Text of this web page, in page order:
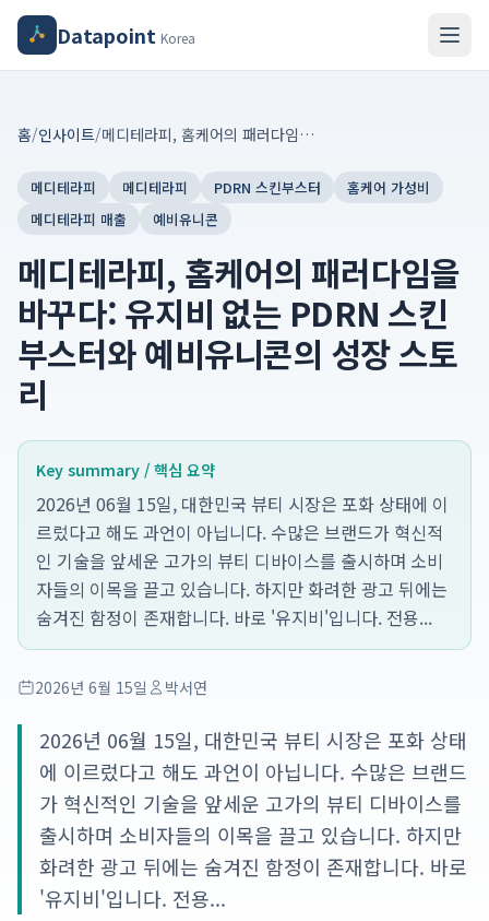
Datapoint Korea
홈/인사이트/ 메디테라피, 홈케어의 패러다임을 바꾸다: 유지비 없는 PDRN 스킨부스터와 예비유니콘의 성장 스토리
메디테라피 메디테라피 PDRN 스킨부스터
홈케어 가성비
메디테라피 매출
예비유니콘
메디테라피, 홈케어의 패러다임을
바꾸다: 유지비 없는 PDRN 스킨
부스터와 예비유니콘의 성장 스토
리
Key summary / 핵심 요약
2026년 06월 15일, 대한민국 뷰티 시장은 포화 상태에 이
르렀다고 해도 과언이 아닙니다. 수많은 브랜드가 혁신적
인 기술을 앞세운 고가의 뷰티 디바이스를 출시하며 소비
자들의 이목을 끌고 있습니다. 하지만 화려한 광고 뒤에는
숨겨진 함정이 존재합니다. 바로 '유지비'입니다. 전용...
2026년 6월 15일 박서연
2026년 06월 15일, 대한민국 뷰티 시장은 포화 상태
에 이르렀다고 해도 과언이 아닙니다. 수많은 브랜드
가 혁신적인 기술을 앞세운 고가의 뷰티 디바이스를
출시하며 소비자들의 이목을 끌고 있습니다. 하지만
화려한 광고 뒤에는 숨겨진 함정이 존재합니다. 바로
'유지비'입니다. 전용...